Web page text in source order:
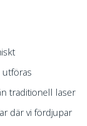
utföras
traditionell laser
där vi fördjupar